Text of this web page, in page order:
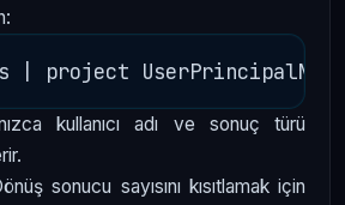
kullanıcı adı ve sonuç türü
sonucu sayısını kısıtlamak için